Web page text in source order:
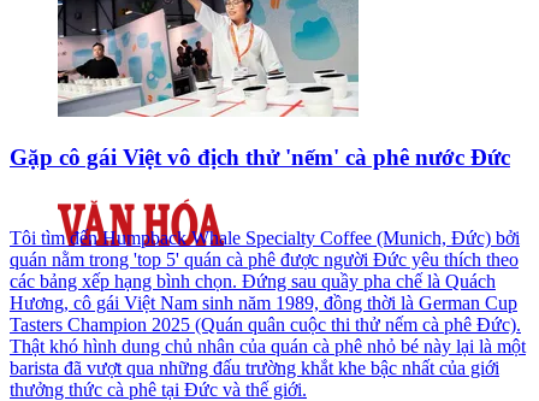
Gặp cô gái Việt vô địch thử 'nếm' cà phê nước Đức
Tôi tìm đến Humpback Whale Specialty Coffee (Munich, Đức) bởi
quán nằm trong 'top 5' quán cà phê được người Đức yêu thích theo
các bảng xếp hạng bình chọn. Đứng sau quầy pha chế là Quách
Hương, cô gái Việt Nam sinh năm 1989, đồng thời là German Cup
Tasters Champion 2025 (Quán quân cuộc thi thử nếm cà phê Đức).
Thật khó hình dung chủ nhân của quán cà phê nhỏ bé này lại là một
barista đã vượt qua những đấu trường khắt khe bậc nhất của giới
thưởng thức cà phê tại Đức và thế giới.